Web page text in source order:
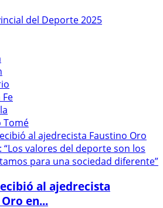
del Deporte 2025
Tomé
al ajedrecista
en...